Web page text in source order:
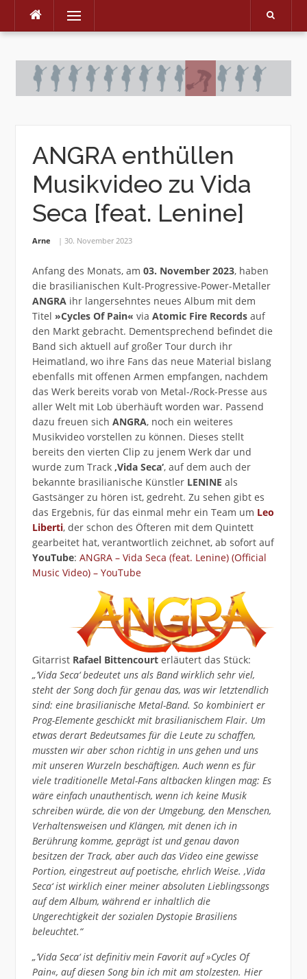
Skip
Menu
ANGRA enthüllen
Musikvideo zu Vida
Seca [feat. Lenine]
Arne 30. November 2023
Anfang des Monats, am 03. November 2023, haben
die brasilianischen Kult-Progressive-Power-Metaller
ANGRA ihr langersehntes neues Album mit dem
Titel »Cycles Of Pain« via Atomic Fire Recordsauf
den Markt gebracht. Dementsprechend befindet die
Band sich aktuell auf großer Tour durch ihr
Heimatland, wo ihre Fans das neue Material bislang
ebenfalls mit offenen Armen empfangen, nachdem
das Werk bereits vorab von Metal-/Rock-Presse aus
aller Welt mit Lob überhäuft worden war. Passend
dazu freuen sich ANGRA, noch ein weiteres
Musikvideo vorstellen zu können. Dieses stellt
bereits den vierten Clip zu jenem Werk dar und
wurde zum Track ‚Vida Seca‘, auf dem auch der
bekannte brasilianische Künstler LENINE als
Gastsänger zu hören ist, gedreht. Zu sehen gibt es
das Ergebnis, für das einmal mehr ein Team um Leo
Liberti, der schon des Öfteren mit dem Quintett
gearbeitet hat, verantwortlich zeichnet, ab sofort auf
YouTube: ANGRA – Vida Seca (feat. Lenine) (Official
Music Video) – YouTube
Gitarrist Rafael Bittencourterläutert das Stück:
„’Vida Seca‘ bedeutet uns als Band wirklich sehr viel,
steht der Song doch für genau das, was wir letztendlich
sind: eine brasilianische Metal-Band. So kombiniert er
Prog-Elemente geschickt mit brasilianischem Flair. Um
etwas derart Bedeutsames für die Leute zu schaffen,
mussten wir aber schon richtig in uns gehen und uns
mit unseren Wurzeln beschäftigen. Auch wenn es für
viele traditionelle Metal-Fans altbacken klingen mag: Es
wäre einfach unauthentisch, wenn ich keine Musik
schreiben würde, die von der Umgebung, den Menschen,
Verhaltensweisen und Klängen, mit denen ich in
Berührung komme, geprägt ist und genau davon
besitzen der Track, aber auch das Video eine gewisse
Portion, eingestreut auf poetische, ehrlich Weise. ‚Vida
Seca‘ ist wirklich einer meiner absoluten Lieblingssongs
auf dem Album, während er inhaltlich die
Ungerechtigkeit der sozialen Dystopie Brasiliens
beleuchtet.“
„’Vida Seca‘ ist definitiv mein Favorit auf »Cycles Of
Pain«, auf diesen Song bin ich mit am stolzesten. Hier